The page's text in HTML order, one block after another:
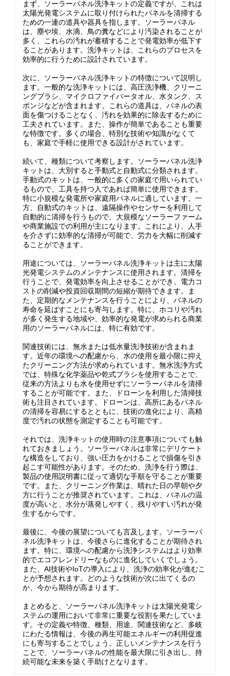
まず、ソーラーパネル洗浄キットの定義ですが、これは
太陽光発電システムに取り付けられたパネルを清掃する
ための一連の道具や器具を指します。ソーラーパネル
は、塵や埃、水滴、鳥の糞などにより汚染されることが
多く、これらの汚れが蓄積することで発電効率が低下す
ることがあります。洗浄キットは、これらのプロセスを
効率的に行うために設計されています。
次に、ソーラーパネル洗浄キットの特徴について説明し
ます。一般的な洗浄キットには、高圧洗浄機、クリーニ
ングブラシ、マイクロファイバータオル、水タンク、ス
ポンジなどが含まれます。これらの道具は、パネルの表
面を傷つけることなく、汚れを効果的に除去するために
工夫されています。また、操作が簡単であることも重要
な特徴です。多くの場合、特別な技術や知識がなくて
も、家庭で手軽に使用できる設計がされています。
続いて、種類について考察します。ソーラーパネル洗浄
キットは、大別すると手動式と自動式に分類されます。
手動式のキットは、一般的に多くの家庭で用いられてい
るもので、工具を持つ人であれば簡単に使用できます。
特に小規模な発電所や家庭用パネルに適しています。一
方、自動式のキットは、遠隔操作やセンサーを利用して
自動的に清掃を行うもので、大規模なソーラーファーム
や商業施設での利用が主になります。これにより、人手
を介さずに効率的な清掃が可能で、労力を大幅に削減す
ることができます。
用途については、ソーラーパネル洗浄キットは主に太陽
光発電システムのメンテナンスに使用されます。清掃を
行うことで、発電効率を向上させることができ、電力コ
ストの削減や投資回収期間の短縮が期待できます。ま
た、定期的なメンテナンスを行うことにより、パネルの
寿命を延ばすことにも寄与します。特に、ホコリや汚れ
が多く発生する地域や、効率的な発電が求められる商業
用のソーラーパネルには、特に有効です。
関連技術には、無水または低水量洗浄技術が含まれま
す。近年の環境への配慮から、水の使用を最小限に抑え
たクリーニング方法が求められています。無水洗浄方式
では、特殊な化学薬品や乾式ブラシを使用することで、
従来の方法よりも水を使用せずにソーラーパネルを清掃
することが可能です。また、ドローンを利用した清掃技
術も注目されています。ドローンは、高所にあるパネル
の清掃を容易にするとともに、技術の進化により、高精
度で汚れの状態を測定することも可能です。
それでは、洗浄キットの使用時の注意事項についても触
れておきましょう。ソーラーパネルは非常にデリケート
な構造をしており、強い圧力をかけることで損傷を引き
起こす可能性があります。そのため、洗浄を行う際は、
製品の使用説明書に従って適切な手順を守ることが重要
です。また、クリーニング作業は、晴れた日の早朝や夕
方に行うことが推奨されています。これは、パネルの温
度が高いと、水分が蒸発しやすく、残りやすい汚れが発
生するからです。
最後に、今後の展望についても言及します。ソーラーパ
ネル洗浄キットは、今後さらに進化することが期待され
ます。特に、環境への配慮から洗浄システムはより効率
的でエコフレンドリーなものに進化していくでしょう。
また、AI技術やIoTの導入により、洗浄の効率化が進むこ
とが予想されます。どのような技術が次に出てくるの
か、今から期待が高まります。
まとめると、ソーラーパネル洗浄キットは太陽光発電シ
ステムの運用において非常に重要な役割を果たしていま
す。その定義や特徴、種類、用途、関連技術など、多岐
にわたる情報は、今後の再生可能エネルギーの利用促進
にも寄与することでしょう。正しいメンテナンスを行う
ことで、ソーラーパネルの性能を最大限に引き出し、持
続可能な未来を築く手助けとなります。